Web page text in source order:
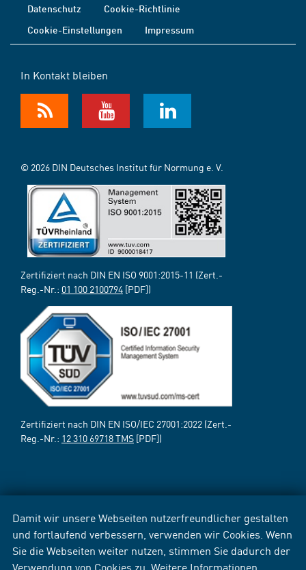
Damit wir unsere Webseiten nutzerfreundlicher gestalten
und fortlaufend verbessern, verwenden wir Cookies. Wenn
Sie die Webseiten weiter nutzen, stimmen Sie dadurch der
Verwendung von Cookies zu. Weitere Informationen
Datenschutz
Cookie-Richtlinie
Cookie-Einstellungen
Impressum
In Kontakt bleiben
© 2026 DIN Deutsches Institut für Normung e. V.
Zertifiziert nach DIN EN ISO 9001:2015-11 (Zert.-
Reg.-Nr.: 01 100 2100794 [PDF])
Zertifiziert nach DIN EN ISO/IEC 27001:2022 (Zert.-
Reg.-Nr.: 12 310 69718 TMS [PDF])